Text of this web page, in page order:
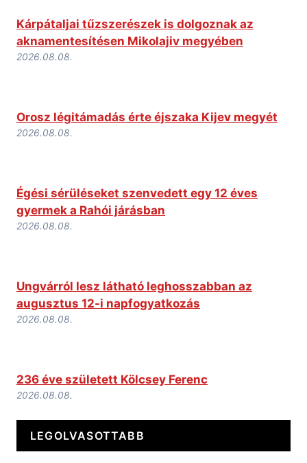
Kárpátaljai tűzszerészek is dolgoznak az
aknamentesítésen Mikolajiv megyében
2026.08.08.
Orosz légitámadás érte éjszaka Kijev megyét
2026.08.08.
Égési sérüléseket szenvedett egy 12 éves
gyermek a Rahói járásban
2026.08.08.
Ungvárról lesz látható leghosszabban az
augusztus 12-i napfogyatkozás
2026.08.08.
236 éve született Kölcsey Ferenc
2026.08.08.
LEGOLVASOTTABB